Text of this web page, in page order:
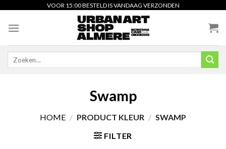
content
VOOR 15:00 BESTELD IS VANDAAG VERZONDEN
Swamp
HOME / PRODUCT KLEUR / SWAMP
FILTER